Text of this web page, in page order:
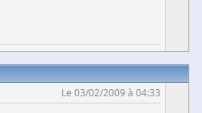
Le 03/02/2009 à 04:33